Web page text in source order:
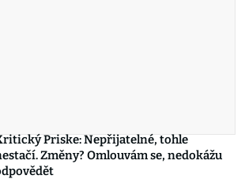
Priske: Nepřijatelné, tohle
Změny? Omlouvám se, nedokážu